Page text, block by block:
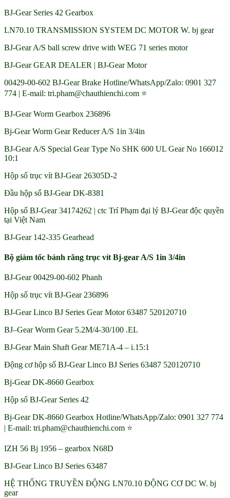
BJ-Gear Series 42 Gearbox
LN70.10 TRANSMISSION SYSTEM DC MOTOR W. bj gear
BJ-Gear A/S ball screw drive with WEG 71 series motor
BJ-Gear GEAR DEALER | BJ-Gear Motor
00429-00-602 BJ-Gear Brake Hotline/WhatsApp/Zalo: 0901 327
774 | E-mail: tri.pham@chauthienchi.com ⭐
BJ-Gear Worm Gearbox 236896
Bj-Gear Worm Gear Reducer A/S 1in 3/4in
BJ-Gear A/S Special Gear Type No SHK 600 UL Gear No 166012
10:1
Hộp số trục vít BJ-Gear 26305D-2
Đầu hộp số BJ-Gear DK-8381
Hộp số BJ-Gear 34174262 | ctc Trí Phạm đại lý BJ-Gear độc quyền
tại Việt Nam
BJ-Gear 142-335 Gearhead
Bộ giảm tốc bánh răng trục vít Bj-gear A/S 1in 3/4in
BJ-Gear 00429-00-602 Phanh
Hộp số trục vít BJ-Gear 236896
BJ-Gear Linco BJ Series Gear Motor 63487 520120710
BJ–Gear Worm Gear 5.2M/4-30/100 .EL
BJ-Gear Main Shaft Gear ME71A-4 – i.15:1
Động cơ hộp số BJ-Gear Linco BJ Series 63487 520120710
Bj-Gear DK-8660 Gearbox
Hộp số BJ-Gear Series 42
Bj-Gear DK-8660 Gearbox Hotline/WhatsApp/Zalo: 0901 327 774
| E-mail: tri.pham@chauthienchi.com ⭐
IZH 56 Bj 1956 – gearbox N68D
BJ-Gear Linco BJ Series 63487
HỆ THỐNG TRUYỀN ĐỘNG LN70.10 ĐỘNG CƠ DC W. bj
gear